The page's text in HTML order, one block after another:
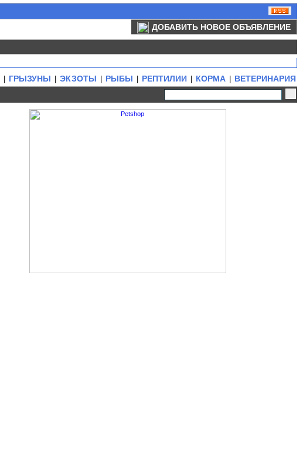
ДОБАВИТЬ НОВОЕ ОБЪЯВЛЕНИЕ
ГРЫЗУНЫ ЭКЗОТЫ РЫБЫ РЕПТИЛИИ КОРМА
ВЕТЕРИНАРИЯ